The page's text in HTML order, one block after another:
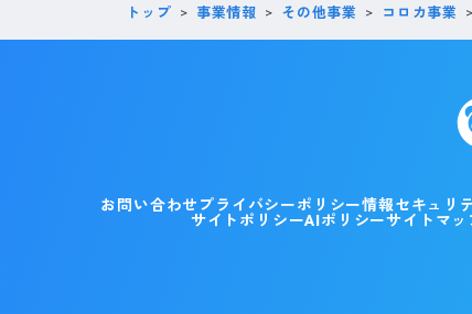
トップ 事業情報 その他事業 コロカ事業
お問い合わせ プライバシーポリシー情報セキュリ
サイトポリシーAIポリシーサイトマッ